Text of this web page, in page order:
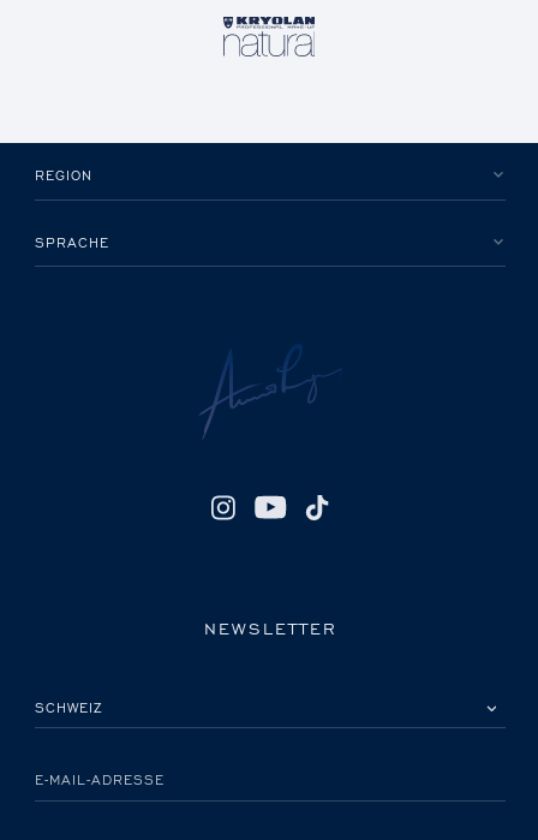
REGION
SPRACHE
NEWSLETTER
E-MAIL-ADRESSE